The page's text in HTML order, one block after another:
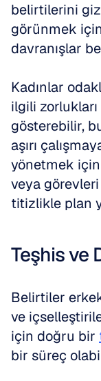
belirtilerini
görünmek
davranışlar
Kadınlar
ilgili
gösterebilir,
aşırı
yönetmek
veya
titizlikle plan
Teşhis ve
Belirtiler
ve
için doğru bir
bir süreç